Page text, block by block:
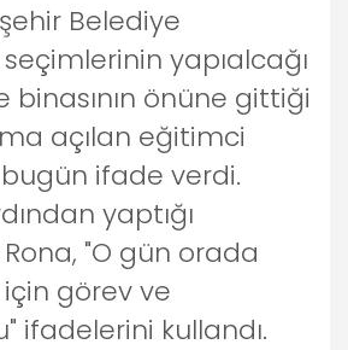
Belediye
yapıalcağı
binasının önüne gittiği
açılan eğitimci
ifade verdi.
yaptığı
"O gün orada
görev ve
ifadelerini kullandı.